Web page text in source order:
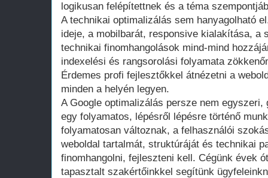
logikusan felépítettnek és a téma
A technikai optimalizálás sem hanyagolható
ideje, a mobilbarát, responsive kialakítása, a
technikai finomhangolások mind-mind
indexelési és rangsorolási folyamata
Érdemes profi fejlesztőkkel átnézetni a
minden a helyén legyen.
A Google optimalizálás persze nem
egy folyamatos, lépésről lépésre történő
folyamatosan változnak, a felhasználói
weboldal tartalmát, struktúráját és technikai
finomhangolni, fejleszteni kell. Cégünk évek
tapasztalt szakértőinkkel segítünk